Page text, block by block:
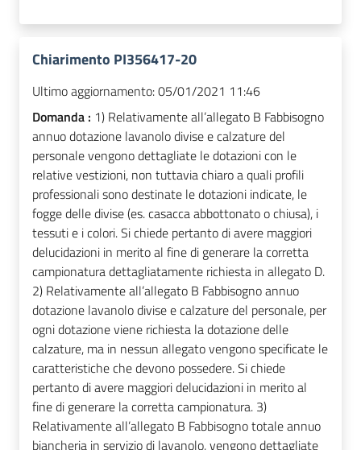
Chiarimento PI356417-20
Ultimo aggiornamento:05/01/2021 11:46
Domanda : 1) Relativamente all’allegato B Fabbisogno
annuo dotazione lavanolo divise e calzature del
personale vengono dettagliate le dotazioni con le
relative vestizioni, non tuttavia chiaro a quali profili
professionali sono destinate le dotazioni indicate, le
fogge delle divise (es. casacca abbottonato o chiusa), i
tessuti e i colori. Si chiede pertanto di avere maggiori
delucidazioni in merito al fine di generare la corretta
campionatura dettagliatamente richiesta in allegato D.
2) Relativamente all’allegato B Fabbisogno annuo
dotazione lavanolo divise e calzature del personale, per
ogni dotazione viene richiesta la dotazione delle
calzature, ma in nessun allegato vengono specificate le
caratteristiche che devono possedere. Si chiede
pertanto di avere maggiori delucidazioni in merito al
fine di generare la corretta campionatura. 3)
Relativamente all’allegato B Fabbisogno totale annuo
biancheria in servizio di lavanolo, vengono dettagliate